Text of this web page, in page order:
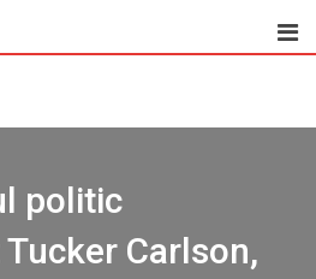
politic
Carlson,